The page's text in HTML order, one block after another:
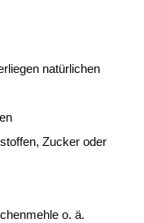
natürlichen
Zucker oder
o. ä.